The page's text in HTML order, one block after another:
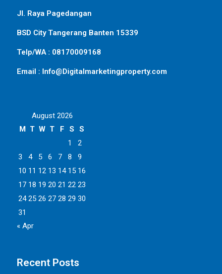
Jl. Raya Pagedangan
BSD City Tangerang Banten 15339
Telp/WA : 08170009168
Email : Info@Digitalmarketingproperty.com
August 2026
M
T W T F S
S
1
2
3
4 5 6 7 8
9
10 11 12 13 14 15 16
17 18 19 20 21 22 23
24 25 26 27 28 29 30
31
« Apr
Recent Posts